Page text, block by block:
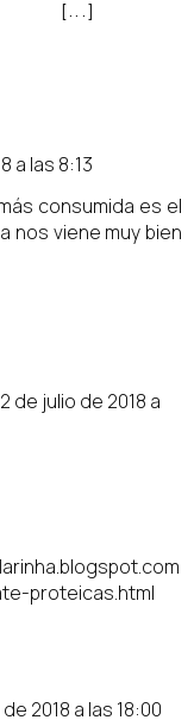
[...]
a las 8:13
consumida es el
nos viene muy bien
de julio de 2018 a
proteicas.html
2018 a las 18:00